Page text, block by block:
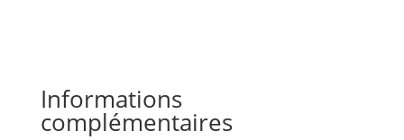
Informations
complémentaires